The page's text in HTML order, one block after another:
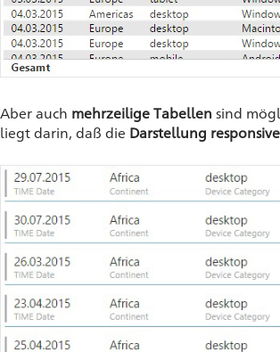
Aber auch mehrzeilige Tabellen sind
liegt darin, daß die Darstellung responsive